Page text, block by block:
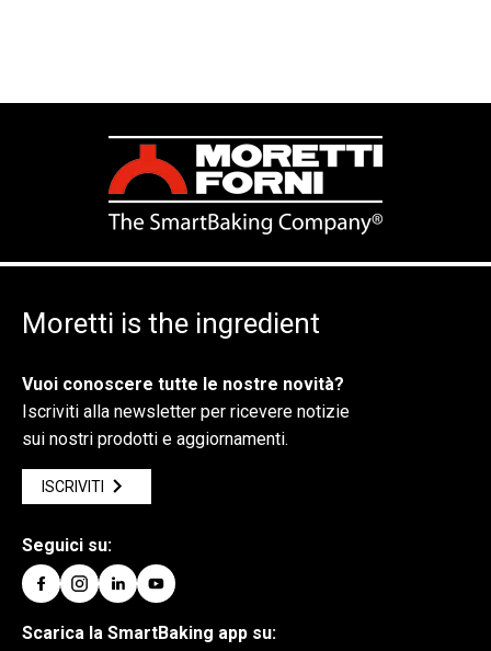
Moretti is the ingredient
Vuoi conoscere tutte le nostre novità?
Iscriviti alla newsletter per ricevere notizie
sui nostri prodotti e aggiornamenti.
ISCRIVITI
Seguici su:
Scarica la SmartBaking app su: